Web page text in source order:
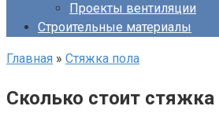
Проекты вентиляции
Строительные материалы
Главная » Стяжка пола
Сколько стоит